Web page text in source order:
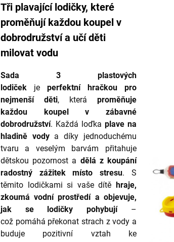
Tři plavající lodičky, které
proměňují každou koupel v
dobrodružství a učí děti
milovat vodu
Sada 3 plastových
lodiček je perfektní hračkou pro
nejmenší děti, která proměňuje
každou koupel v zábavné
dobrodružství. Každá loďka plave na
hladině vodya díky jednoduchému
tvaru a veselým barvám přitahuje
dětskou pozornost a dělá z koupání
radostný zážitek místo stresu. S
těmito lodičkami si vaše dítě
hraje,
zkoumá vodní prostředí a objevuje,
jak se lodičky pohybují–
což pomáhá překonat strach z vody a
buduje pozitivní vztah ke